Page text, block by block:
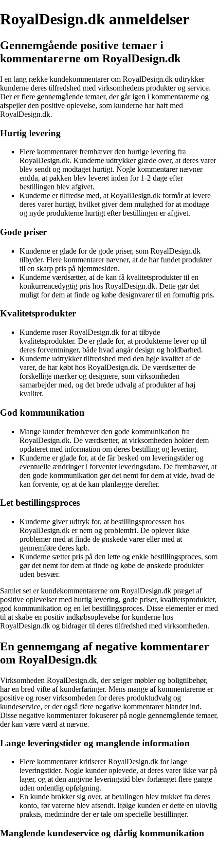
RoyalDesign.dk anmeldelser
Gennemgående positive temaer i
kommentarerne om RoyalDesign.dk
I en lang række kundekommentarer om RoyalDesign.dk udtrykker
kunderne deres tilfredshed med virksomhedens produkter og service.
Der er flere gennemgående temaer, der går igen i kommentarerne og
afspejler den positive oplevelse, som kunderne har haft med
RoyalDesign.dk.
Hurtig levering
Flere kommentarer fremhæver den hurtige levering fra
RoyalDesign.dk. Kunderne udtrykker glæde over, at deres varer
blev sendt og modtaget hurtigt. Nogle kommentarer nævner
endda, at pakken blev leveret inden for 1-2 dage efter
bestillingen blev afgivet.
Kunderne er tilfredse med, at RoyalDesign.dk formår at levere
deres varer hurtigt, hvilket giver dem mulighed for at modtage
og nyde produkterne hurtigt efter bestillingen er afgivet.
Gode priser
Kunderne er glade for de gode priser, som RoyalDesign.dk
tilbyder. Flere kommentarer nævner, at de har fundet produkter
til en skarp pris på hjemmesiden.
Kunderne værdsætter, at de kan få kvalitetsprodukter til en
konkurrencedygtig pris hos RoyalDesign.dk. Dette gør det
muligt for dem at finde og købe designvarer til en fornuftig pris.
Kvalitetsprodukter
Kunderne roser RoyalDesign.dk for at tilbyde
kvalitetsprodukter. De er glade for, at produkterne lever op til
deres forventninger, både hvad angår design og holdbarhed.
Kunderne udtrykker tilfredshed med den høje kvalitet af de
varer, de har købt hos RoyalDesign.dk. De værdsætter de
forskellige mærker og designere, som virksomheden
samarbejder med, og det brede udvalg af produkter af høj
kvalitet.
God kommunikation
Mange kunder fremhæver den gode kommunikation fra
RoyalDesign.dk. De værdsætter, at virksomheden holder dem
opdateret med information om deres bestilling og levering.
Kunderne er glade for, at de får besked om leveringstider og
eventuelle ændringer i forventet leveringsdato. De fremhæver, at
den gode kommunikation gør det nemt for dem at vide, hvad de
kan forvente, og at de kan planlægge derefter.
Let bestillingsproces
Kunderne giver udtryk for, at bestillingsprocessen hos
RoyalDesign.dk er nem og problemfri. De oplever ikke
problemer med at finde de ønskede varer eller med at
gennemføre deres køb.
Kunderne sætter pris på den lette og enkle bestillingsproces, som
gør det nemt for dem at finde og købe de ønskede produkter
uden besvær.
Samlet set er kundekommentarerne om RoyalDesign.dk præget af
positive oplevelser med hurtig levering, gode priser, kvalitetsprodukter,
god kommunikation og en let bestillingsproces. Disse elementer er med
til at skabe en positiv indkøbsoplevelse for kunderne hos
RoyalDesign.dk og bidrager til deres tilfredshed med virksomheden.
En gennemgang af negative kommentarer
om RoyalDesign.dk
Virksomheden RoyalDesign.dk, der sælger møbler og boligtilbehør,
har en bred vifte af kunderfaringer. Mens mange af kommentarerne er
positive og roser virksomheden for deres produktudvalg og
kundeservice, er der også flere negative kommentarer blandet ind.
Disse negative kommentarer fokuserer på nogle gennemgående temaer,
der kan være værd at nævne.
Lange leveringstider og manglende information
Flere kommentarer kritiserer RoyalDesign.dk for lange
leveringstider. Nogle kunder oplevede, at deres varer ikke var på
lager, og at den angivne leveringstid blev forlænget flere gange
uden ordentlig opfølgning.
En kunde brokker sig over, at betalingen blev trukket fra deres
konto, før varerne blev afsendt. Ifølge kunden er dette en ulovlig
praksis, medmindre der er tale om specielle bestillinger.
Manglende kundeservice og dårlig kommunikation